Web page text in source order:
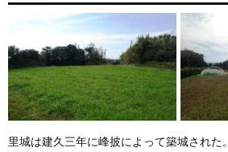
里城は建久三年に峰披によって築城された。